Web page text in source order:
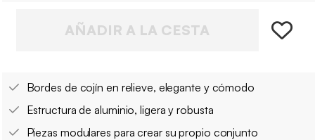
AÑADIR A LA CESTA
Bordes de cojín en relieve, elegante y cómodo
Estructura de aluminio, ligera y robusta
Piezas modulares para crear su propio conjunto